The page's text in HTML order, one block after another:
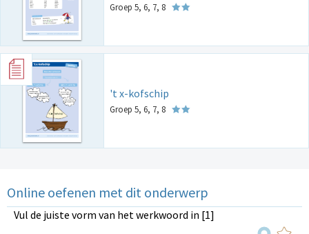
Groep 5, 6, 7, 8
't x-kofschip
Groep 5, 6, 7, 8
Online oefenen met dit onderwerp
Vul de juiste vorm van het werkwoord in [1]